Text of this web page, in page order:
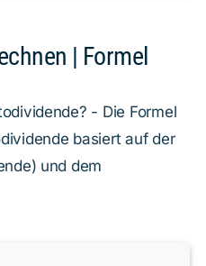
| Formel
- Die Formel
basiert auf der
und dem